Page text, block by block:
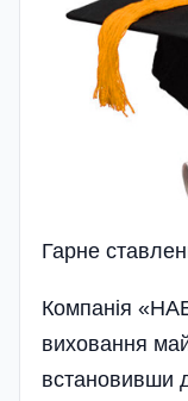
Гарне
Компанія
виховання
встановивши